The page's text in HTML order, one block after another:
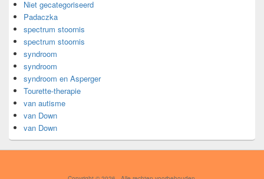
Niet gecategoriseerd
Padaczka
spectrum stoornis
spectrum stoornis
syndroom
syndroom
syndroom en Asperger
Tourette-therapie
van autisme
van Down
van Down